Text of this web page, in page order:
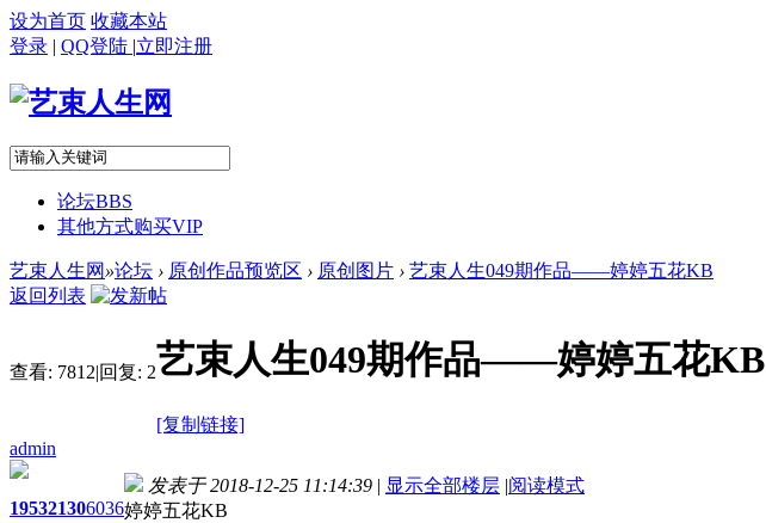
设为首页 收藏本站
登录 | QQ登陆 |立即注册
论坛BBS
其他方式购买VIP
艺束人生网 »论坛 › 原创作品预览区 › 原创图片 › 艺束人生049期作品——婷婷五花KB
返回列表
查看: 7812|回复: 2艺束人生049期作品——婷婷五花KB
[复制链接]
admin
195321306036
发表于 2018-12-25 11:14:39 | 显示全部楼层 |阅读模式
婷婷五花KB